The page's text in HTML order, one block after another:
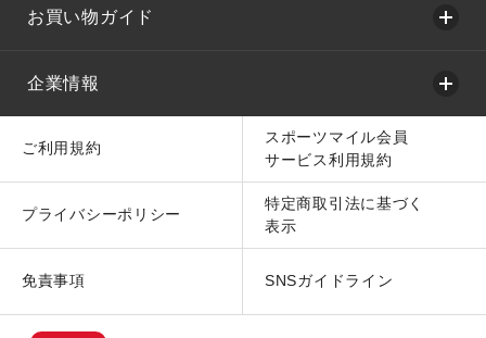
お買い物ガイド
企業情報
ご利用規約
スポーツマイル会員
サービス利用規約
プライバシーポリシー
特定商取引法に基づく
表示
免責事項 SNSガイドライン